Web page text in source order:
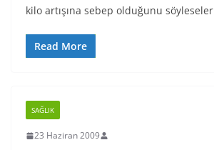
kilo artışına sebep olduğunu söyleseler
Read More
SAĞLIK
23 Haziran 2009